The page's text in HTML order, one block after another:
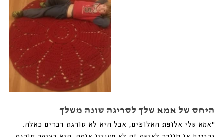
היחס של אמא שלך לסריגה שונה משלך
״אמא שלי אלופת האלופים, אבל היא לא סורגת דברים כאלה.